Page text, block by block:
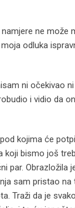
ne može
odluka
ni očekivao
i vidio da
kojima će
bismo još
par. Obrazložila
sam pristao
Traži da je